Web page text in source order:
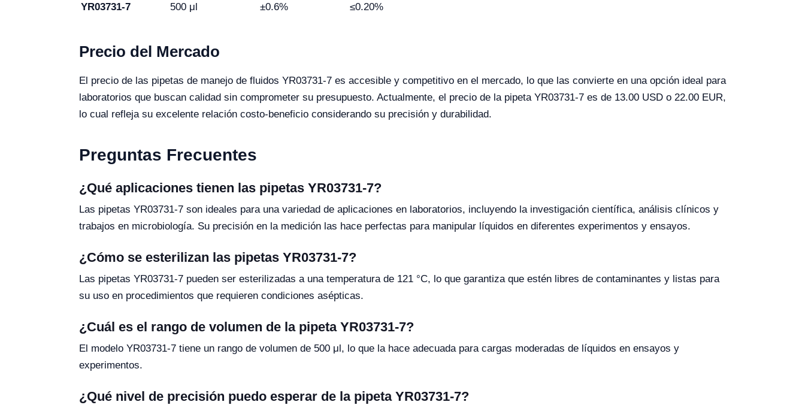
YR03731-7 500 μl ±0.6% ≤0.20%
Precio del Mercado
El precio de las pipetas de manejo de fluidos YR03731-7 es accesible y competitivo en el mercado, lo que las convierte en una opción ideal para
laboratorios que buscan calidad sin comprometer su presupuesto. Actualmente, el precio de la pipeta YR03731-7 es de 13.00 USD o 22.00 EUR,
lo cual refleja su excelente relación costo-beneficio considerando su precisión y durabilidad.
Preguntas Frecuentes
¿Qué aplicaciones tienen las pipetas YR03731-7?
Las pipetas YR03731-7 son ideales para una variedad de aplicaciones en laboratorios, incluyendo la investigación científica, análisis clínicos y
trabajos en microbiología. Su precisión en la medición las hace perfectas para manipular líquidos en diferentes experimentos y ensayos.
¿Cómo se esterilizan las pipetas YR03731-7?
Las pipetas YR03731-7 pueden ser esterilizadas a una temperatura de 121 °C, lo que garantiza que estén libres de contaminantes y listas para
su uso en procedimientos que requieren condiciones asépticas.
¿Cuál es el rango de volumen de la pipeta YR03731-7?
El modelo YR03731-7 tiene un rango de volumen de 500 μl, lo que la hace adecuada para cargas moderadas de líquidos en ensayos y
experimentos.
¿Qué nivel de precisión puedo esperar de la pipeta YR03731-7?